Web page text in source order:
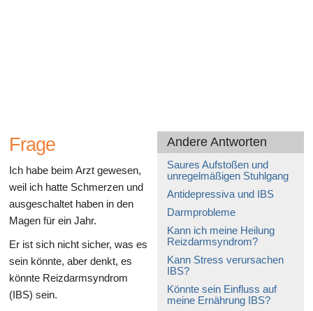
Andere Antworten
Saures Aufstoßen und
unregelmäßigen Stuhlgang
Antidepressiva und IBS
Darmprobleme
Kann ich meine Heilung
Reizdarmsyndrom?
Kann Stress verursachen
IBS?
Könnte sein Einfluss auf
meine Ernährung IBS?
Frage
Ich habe beim Arzt gewesen,
weil ich hatte Schmerzen und
ausgeschaltet haben in den
Magen für ein Jahr.
Er ist sich nicht sicher, was es
sein könnte, aber denkt, es
könnte Reizdarmsyndrom
(IBS) sein.